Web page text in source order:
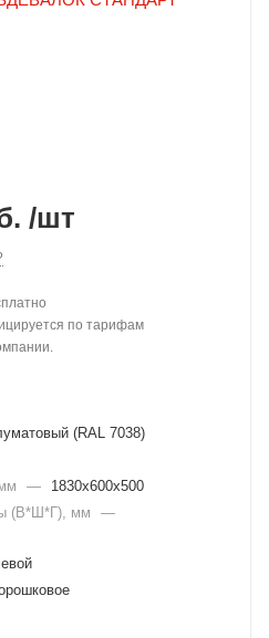
/шт
по тарифам
(RAL 7038)
—
1830x600x500
(В*Ш*Г), мм
—